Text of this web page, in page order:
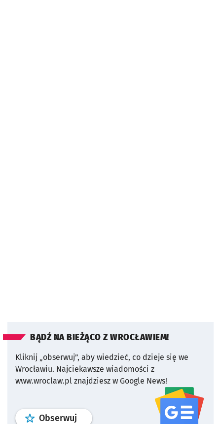
BĄDŹ NA BIEŻĄCO Z WROCŁAWIEM!
Kliknij „obserwuj”, aby wiedzieć, co dzieje się we
Wrocławiu. Najciekawsze wiadomości z
www.wroclaw.pl znajdziesz w Google News!
Obserwuj profil serwisu